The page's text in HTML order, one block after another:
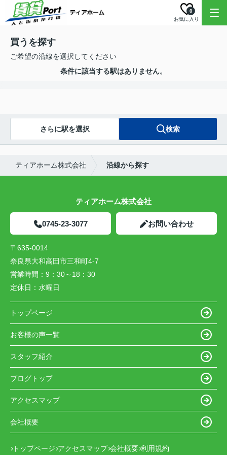
お気に入り
0
買うを探す
ご希望の沿線を選択してください
条件に該当する駅はありません。
さらに駅を選択 検索
ティアホーム株式会社 沿線から探す
ティアホーム株式会社
0745-23-3077 お問い合わせ
〒635-0014
奈良県大和高田市三和町4-7
営業時間： 9：30～18：30
定休日： 水曜日
トップページ
お客様の声一覧
スタッフ紹介
ブログトップ
アクセスマップ
会社概要
トップページ アクセスマップ 会社概要 利用規約